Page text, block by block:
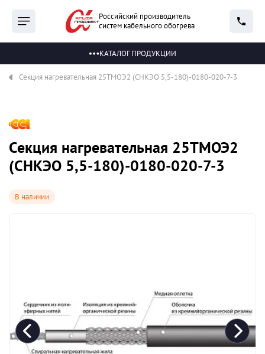
Российский производитель
систем кабельного обогрева
КАТАЛОГ ПРОДУКЦИИ
Секция нагревательная 25ТМОЭ2 (СНКЭО 5,5-180)-0180-020-7-3
В наличии
Секция нагревательная 25ТМОЭ2
(СНКЭО 5,5-180)-0180-020-7-3